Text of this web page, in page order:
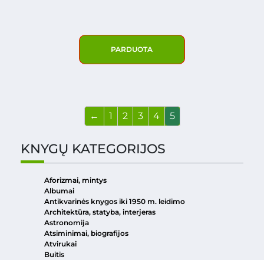
PARDUOTA
← 1 2 3 4 5
KNYGŲ KATEGORIJOS
Aforizmai, mintys
Albumai
Antikvarinės knygos iki 1950 m. leidimo
Architektūra, statyba, interjeras
Astronomija
Atsiminimai, biografijos
Atvirukai
Buitis